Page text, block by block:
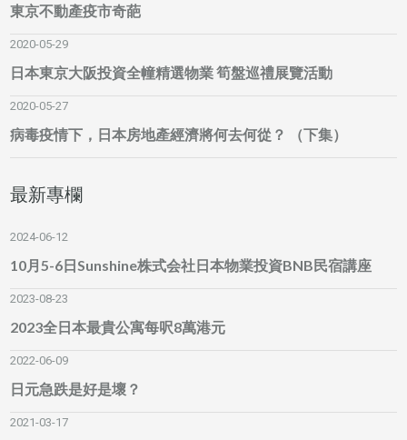
東京不動產疫市奇葩
2020-05-29
日本東京大阪投資全幢精選物業 筍盤巡禮展覽活動
2020-05-27
病毒疫情下，日本房地產經濟將何去何從？ （下集）
最新專欄
2024-06-12
10月5-6日Sunshine株式会社日本物業投資BNB民宿講座
2023-08-23
2023全日本最貴公寓每呎8萬港元
2022-06-09
日元急跌是好是壞？
2021-03-17